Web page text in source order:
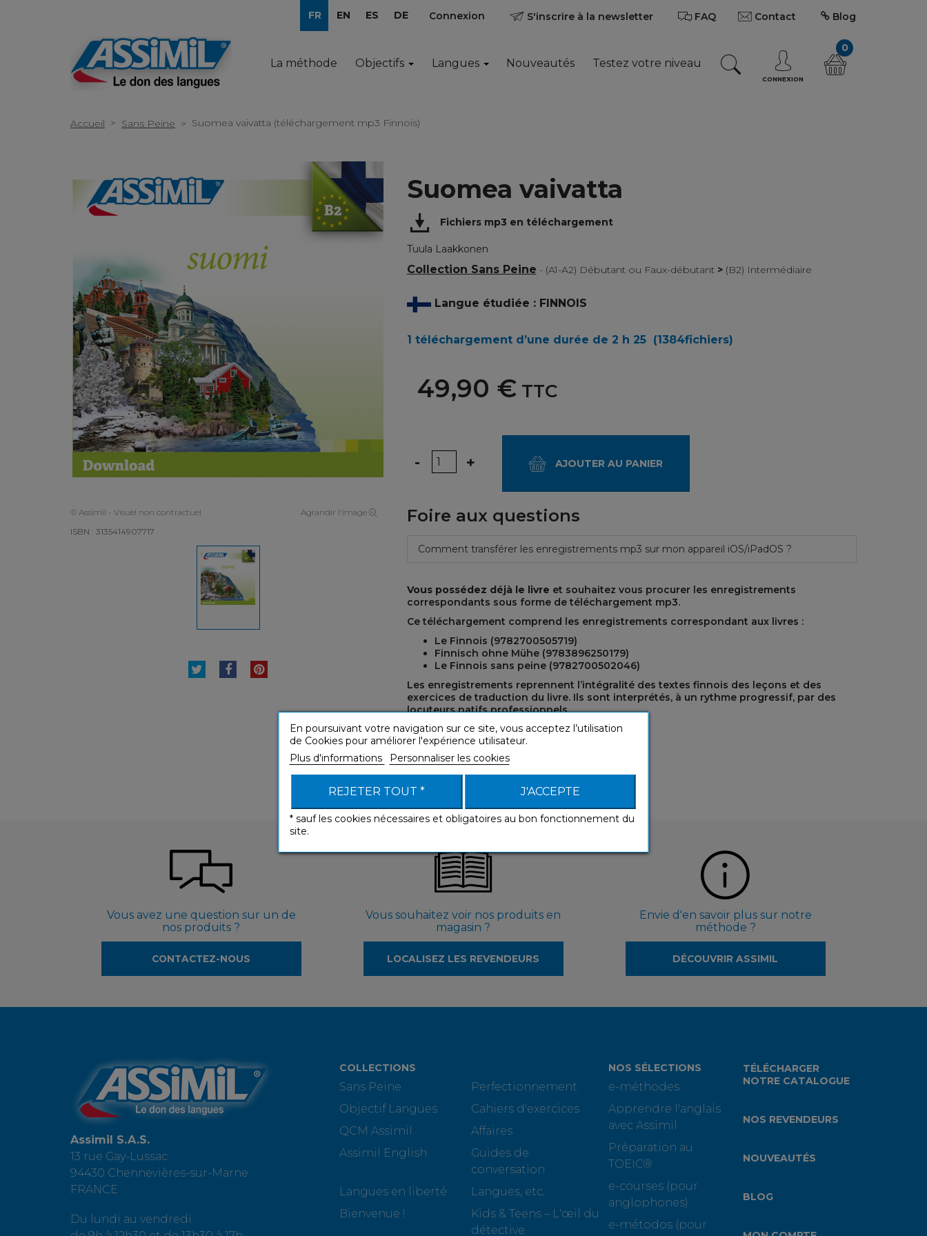
FR EN ES DE Connexion S'inscrire à la newsletter FAQ Contact Blog
La méthode Objectifs Langues Nouveautés Testez votre niveau
CONNEXION
0
Accueil > Sans Peine > Suomea vaivatta (téléchargement mp3 Finnois)
© Assimil - Visuel non contractuel
Agrandir l'image
ISBN : 3135414907717
TWEETPARTAGERPINTEREST
Suomea vaivatta
Fichiers mp3 en téléchargement
Tuula Laakkonen
Collection Sans Peine - (A1-A2) Débutant ou Faux-débutant >(B2) Intermédiaire
Langue étudiée : FINNOIS
1 téléchargement d’une durée de 2 h 25 (1384fichiers)
49,90 €TTC
Quantité
- + AJOUTER AU PANIER
Foire aux questions
Comment transférer les enregistrements mp3 sur mon appareil iOS/iPadOS ?
Vous possédez déjà le livre et souhaitez vous procurer les enregistrements
correspondants sous forme de téléchargement mp3.
Ce téléchargement comprend les enregistrements correspondant aux livres :
Le Finnois (9782700505719)
Finnisch ohne Mühe (9783896250179)
Le Finnois sans peine (9782700502046)
Les enregistrements reprennent l’intégralité des textes finnois des leçons et des
exercices de traduction du livre. Ils sont interprétés, à un rythme progressif, par des
locuteurs natifs professionnels.
Vous avez une question sur un de
nos produits ?
CONTACTEZ-NOUS
Vous souhaitez voir nos produits en
magasin ?
LOCALISEZ LES REVENDEURS
Envie d'en savoir plus sur notre
méthode ?
DÉCOUVRIR ASSIMIL
Assimil S.A.S.
13 rue Gay-Lussac
94430 Chennevières-sur-Marne
FRANCE
Du lundi au vendredi
COLLECTIONS
Sans Peine
Perfectionnement
Objectif Langues
Cahiers d'exercices
QCM Assimil
Affaires
Assimil English
Guides de
conversation
Langues en liberté
Langues, etc.
Bienvenue !
Kids & Teens – L'œil du
détective
NOS SÉLECTIONS
e-méthodes
Apprendre l'anglais
avec Assimil
Préparation au
TOEIC®
e-courses (pour
anglophones)
e-métodos (pour
TÉLÉCHARGER
NOTRE CATALOGUE
NOS REVENDEURS
NOUVEAUTÉS
BLOG
En poursuivant votre navigation sur ce site, vous acceptez l’utilisation
de Cookies pour améliorer l'expérience utilisateur.
Plus d'informations
Personnaliser les cookies
REJETER TOUT * J'ACCEPTE
* sauf les cookies nécessaires et obligatoires au bon fonctionnement du
site.